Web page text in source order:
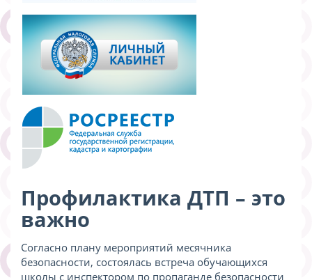
Профилактика ДТП – это
важно
Согласно плану мероприятий месячника
безопасности, состоялась встреча обучающихся
школы с инспектором по пропаганде безопасности